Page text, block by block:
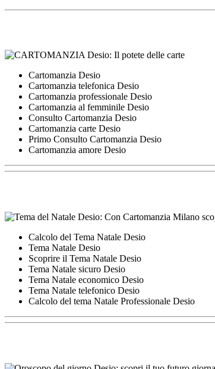
Cartomanzia Desio
Cartomanzia telefonica Desio
Cartomanzia professionale Desio
Cartomanzia al femminile Desio
Consulto Cartomanzia Desio
Cartomanzia carte Desio
Primo Consulto Cartomanzia Desio
Cartomanzia amore Desio
Calcolo del Tema Natale Desio
Tema Natale Desio
Scoprire il Tema Natale Desio
Tema Natale sicuro Desio
Tema Natale economico Desio
Tema Natale telefonico Desio
Calcolo del tema Natale Professionale Desio